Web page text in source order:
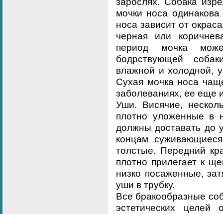
мочки носа
носа зависит от
черная или
период мочка
бодрствующей
влажной и холодной,
Сухая мочка носа
заболеваниях, ее еще
Уши. Висячие,
плотно уложенные в
должны доставать до
концам
толстые. Передний
плотно прилегает к
низко посаженные,
уши в трубку.
Все бракообразные
эстетических